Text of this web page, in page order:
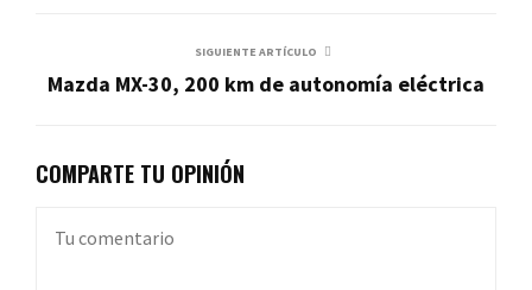
SIGUIENTE ARTÍCULO
Mazda MX-30, 200 km de autonomía eléctrica
COMPARTE TU OPINIÓN